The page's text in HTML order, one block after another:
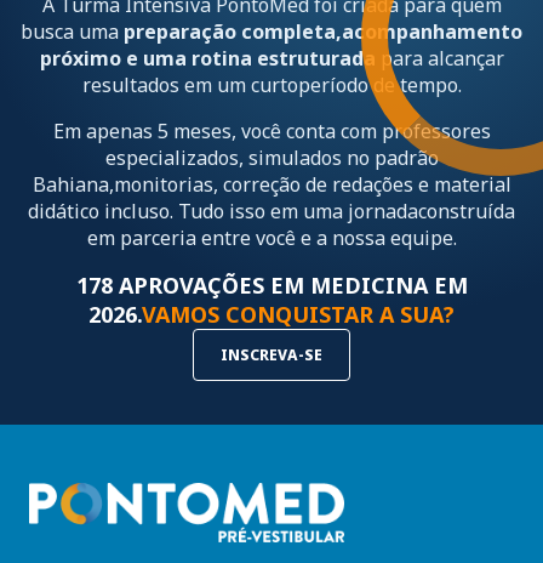
busca uma preparação completa,acompanhamento
próximo e uma rotina estruturada para alcançar
resultados em um curtoperíodo de tempo.
Em apenas 5 meses, você conta com professores
especializados, simulados no padrão
Bahiana,monitorias, correção de redações e material
didático incluso. Tudo isso em uma jornadaconstruída
em parceria entre você e a nossa equipe.
178 APROVAÇÕES EM MEDICINA EM
2026.VAMOS CONQUISTAR A SUA?
INSCREVA-SE